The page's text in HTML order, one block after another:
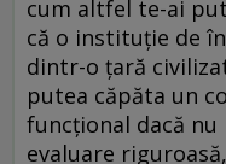
cum altfel te-ai
că o instituție de
dintr-o țară
putea căpăta un
funcțional dacă
evaluare